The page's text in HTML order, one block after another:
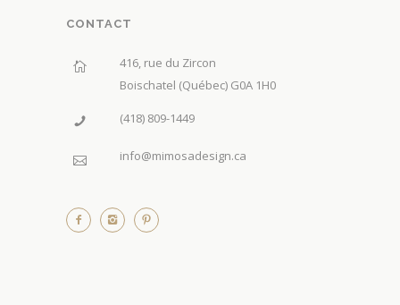
CONTACT
416, rue du Zircon
Boischatel (Québec) G0A 1H0
(418) 809-1449
info@mimosadesign.ca